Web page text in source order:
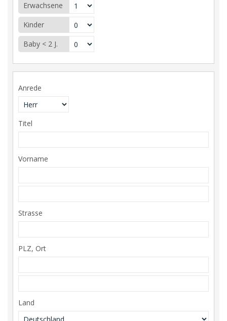
Erwachsene
Kinder
Baby < 2 J.
Anrede
Titel
Vorname
Strasse
PLZ, Ort
Land